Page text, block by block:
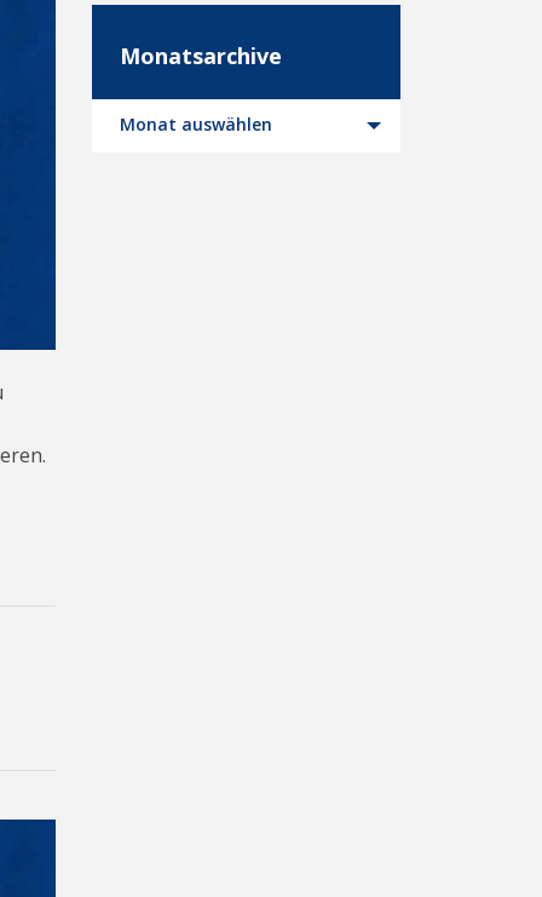
Monatsarchive
Monatsarchive
Monat auswählen